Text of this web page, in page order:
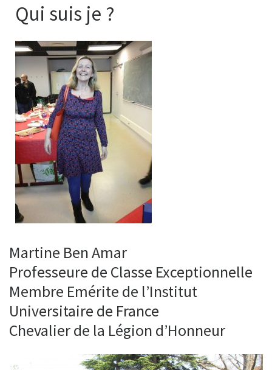
Qui suis je ?
Martine Ben Amar
Professeure de Classe Exceptionnelle
Membre Emérite de l’Institut
Universitaire de France
Chevalier de la Légion d’Honneur